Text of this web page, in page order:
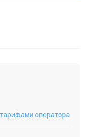
оператора